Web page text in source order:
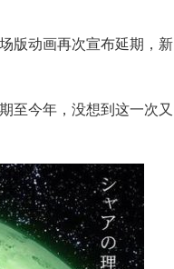
版动画再次宣布延期，新
至今年，没想到这一次又